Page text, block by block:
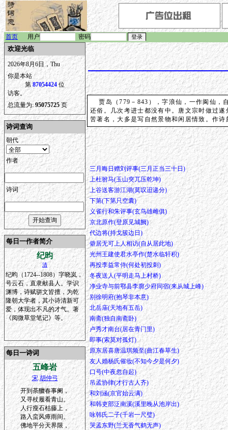
首页 用户 密码
欢迎光临
2026年8月6日，Thu
你是本站
第87054424位
访客。
总流量为:95075725 页
诗词查询
朝代
作者
诗词
每日一作者简介
纪昀
清
纪昀（1724--1808）字晓岚，
号云石，直隶献县人。学识
渊博，诗赋骈文皆擅，为乾
隆朝大学者，其小诗清新可
爱，体现出不凡的才气。著
《阅微草堂笔记》等。
每日一诗词
五峰岩
宋.胡仲弓
开到荼醾春事阑，
又寻杖履看青山。
人行瘦石枯藤上，
路入蛮风瘴雨间。
佛地平分天界限，
贾岛（779－843），字浪仙，一作阆仙，
还俗。几次考进士都没有中。唐文宗时做过
苦著名，大多是写自然景物和闲居情致。作
三月晦日赠刘评事(三月正当三十日)
上杜驸马(玉山突兀压乾坤)
上谷送客游江湖(莫叹迢递分)
下第(下第只空囊)
义雀行和朱评事(玄鸟雄雌俱)
京北原作(登原见城阙)
代边将(持戈簇边日)
僻居无可上人相访(自从居此地)
光州王建使君水亭作(楚水临轩积)
再投李益常侍(何处初投刺)
冬夜送人(平明走马上村桥)
净业寺与前鄠县李廓少府同宿(来从城上峰)
别徐明府(抱琴非本意)
北岳庙(天地有五岳)
南斋(独自南斋卧)
卢秀才南台(居在青门里)
即事(索莫对孤灯)
原东居喜唐温琪频至(曲江春草生)
友人婚杨氏催妆(不知今夕是何夕)
口号(中夜忽自起)
吊孟协律(才行古人齐)
和刘涵(京官始云满)
和韩吏部泛南溪(溪里晚从池岸出)
咏韩氏二子(千岩一尺璧)
哭孟东野(兰无香气鹤无声)